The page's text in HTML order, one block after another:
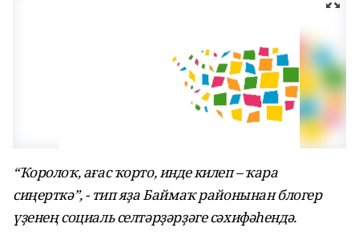
“Ҡоролоҡ, ағас ҡорто, инде килеп – ҡара
сиңерткә”, - тип яҙа Баймаҡ районынан блогер
үҙенең социаль селтәрҙәрҙәге сәхифәһендә.